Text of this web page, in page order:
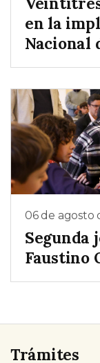
en la
Nacional
06 de agosto
Segunda
Faustino
Trámites